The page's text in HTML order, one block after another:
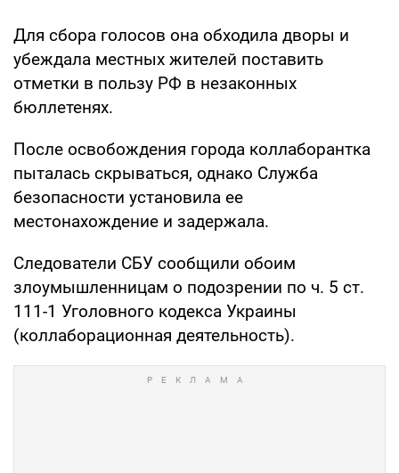
Для сбора голосов она обходила дворы и
убеждала местных жителей поставить
отметки в пользу РФ в незаконных
бюллетенях.
После освобождения города коллаборантка
пыталась скрываться, однако Служба
безопасности установила ее
местонахождение и задержала.
Следователи СБУ сообщили обоим
злоумышленницам о подозрении по ч. 5 ст.
111-1 Уголовного кодекса Украины
(коллаборационная деятельность).